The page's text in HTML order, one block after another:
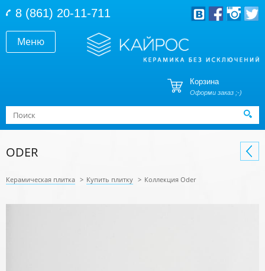
Меню
8 (861) 20-11-711
Корзина
Оформи заказ ;-)
Форма поиска
Поиск
ODER
Керамическая плитка > Купить плитку > Коллекция Oder